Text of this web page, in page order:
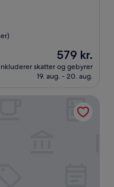
Prisen
er
579 kr.
579 kr.
inkluderer skatter og gebyrer
19. aug. - 20. aug.